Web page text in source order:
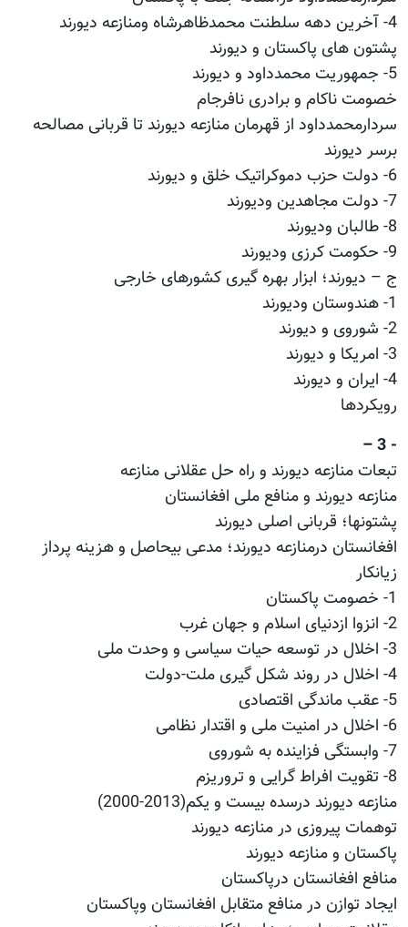
4- آخرین دهه سلطنت محمدظاهرشاه ومنازعه دیورند
پشتون های پاکستان و دیورند
5- جمهوریت محمدداود و دیورند
خصومت ناکام و برادری نافرجام
سردارمحمدداود از قهرمان منازعه دیورند تا قربانی مصالحه
برسر دیورند
6- دولت حزب دموکراتیک خلق و دیورند
7- دولت مجاهدین ودیورند
8- طالبان ودیورند
9- حکومت کرزی ودیورند
ج – دیورند؛ ابزار بهره گیری کشورهای خارجی
1- هندوستان ودیورند
2- شوروی و دیورند
3- امریکا و دیورند
4- ایران و دیورند
رویکردها
- 3 –
تبعات منازعه دیورند و راه حل عقلانی منازعه
منازعه دیورند و منافع ملی افغانستان
پشتونها؛ قربانی اصلی دیورند
افغانستان درمنازعه دیورند؛ مدعی بیحاصل و هزینه پرداز
زیانکار
1- خصومت پاکستان
2- انزوا ازدنیای اسلام و جهان غرب
3- اخلال در توسعه حیات سیاسی و وحدت ملی
4- اخلال در روند شکل گیری ملت-دولت
5- عقب ماندگی اقتصادی
6- اخلال در امنیت ملی و اقتدار نظامی
7- وابستگی فزاینده به شوروی
8- تقویت افراط گرایی و تروریزم
منازعه دیورند درسده بیست و یکم(2013-2000)
توهمات پیروزی در منازعه دیورند
پاکستان و منازعه دیورند
منافع افغانستان درپاکستان
ایجاد توازن در منافع متقابل افغانستان وپاکستان